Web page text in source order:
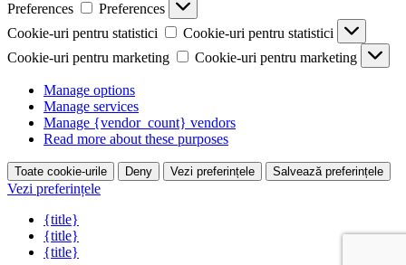
Preferences
Preferences
Cookie-uri pentru statistici
Cookie-uri pentru statistici
Cookie-uri pentru marketing
Cookie-uri pentru marketing
Manage options
Manage services
Manage {vendor_count} vendors
Read more about these purposes
Toate cookie-urile Deny Vezi preferințele Salvează preferințele
Vezi preferințele
{title}
{title}
{title}